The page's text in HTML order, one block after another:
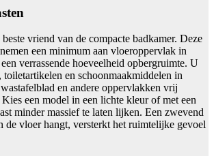
vriend van de compacte badkamer. Deze
een minimum aan vloeroppervlak in
verrassende hoeveelheid opbergruimte. U
toiletartikelen en schoonmaakmiddelen in
en andere oppervlakken vrij
een model in een lichte kleur of met een
minder massief te laten lijken. Een zwevend
de vloer hangt, versterkt het ruimtelijke gevoel